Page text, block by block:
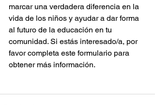
marcar una verdadera diferencia en la
vida de los niños y ayudar a dar forma
al futuro de la educación en tu
comunidad. Si estás interesado/a, por
favor completa este formulario para
obtener más información.